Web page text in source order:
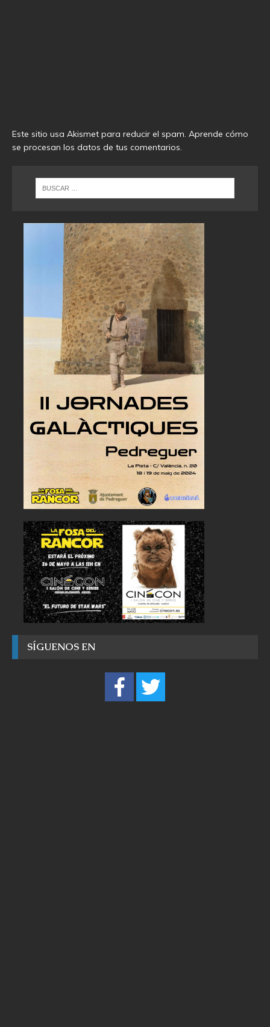
Este sitio usa Akismet para reducir el spam. Aprende cómo
se procesan los datos de tus comentarios.
SÍGUENOS EN